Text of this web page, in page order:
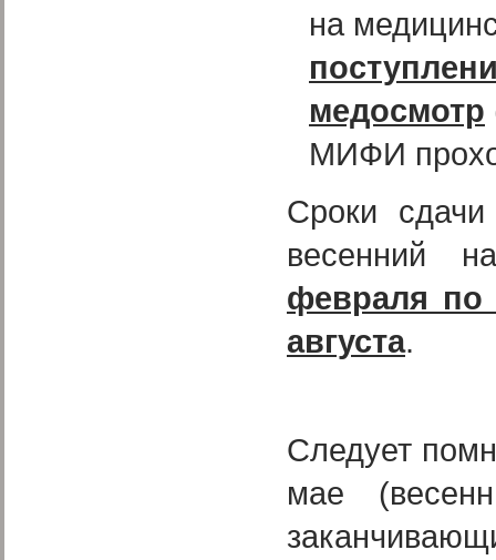
на
медосмотр
МИФИ
Сроки
весенний
февраля по
августа.
Следует
мае